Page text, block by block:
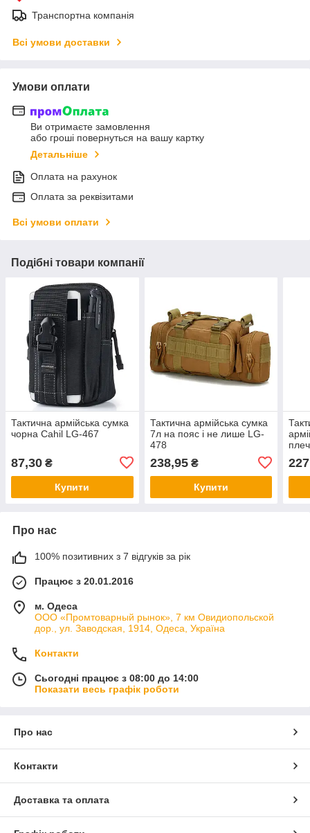
Транспортна компанія
Всі умови доставки
Умови оплати
Ви отримаєте замовлення
або гроші повернуться на вашу картку
Детальніше
Оплата на рахунок
Оплата за реквізитами
Всі умови оплати
Подібні товари компанії
Тактична армійська сумка
чорна Cahil LG-467
87,30 ₴
Купити
Тактична армійська сумка
7л на пояс і не лише LG-
478
238,95₴
Купити
Про нас
100% позитивних з 7 відгуків за рік
Працює з 20.01.2016
м. Одеса
ООО «Промтоварный рынок», 7 км Овидиопольской
дор., ул. Заводская, 1914, Одеса, Україна
Контакти
Сьогодні працює з 08:00 до 14:00
Показати весь графік роботи
Про нас
Контакти
Доставка та оплата